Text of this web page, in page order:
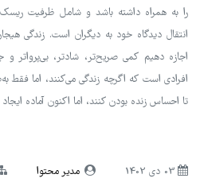
را به همراه داشته باشد و شامل ظرفیت
انتقال دیدگاه خود به دیگران است. زندگی
اجازه ‌دهیم کمی صریح‌تر، شادتر، بی‌پرواتر و
افرادی است که اگرچه زندگی می‌کنند، اما فقط
تا احساس زنده بودن کنند، اما اکنون آماده
03 دی 1402 مدیر محتوا